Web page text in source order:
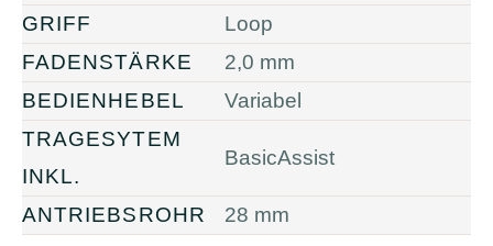
GRIFF
Loop
FADENSTÄRKE
2,0 mm
BEDIENHEBEL
Variabel
TRAGESYTEM
INKL.
BasicAssist
ANTRIEBSROHR 28 mm